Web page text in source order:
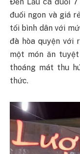
đuối ngon và giá
tối bình dân với
đà hòa quyện với
một món ăn
thoáng mát thu
thức.